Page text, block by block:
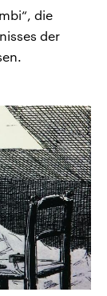
die
der